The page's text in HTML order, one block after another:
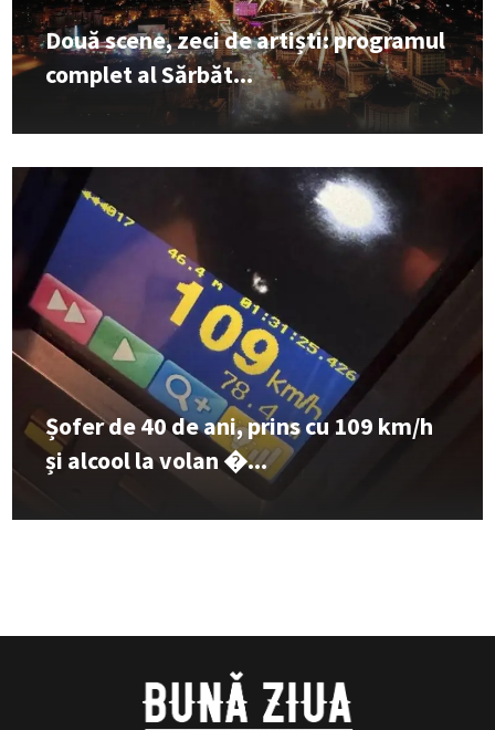
Două scene, zeci de artiști: programul
complet al Sărbăt...
Șofer de 40 de ani, prins cu 109 km/h
și alcool la volan �...